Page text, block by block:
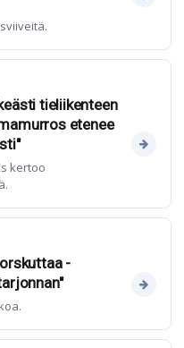
tieliikenteen
etenee
kertoo
-